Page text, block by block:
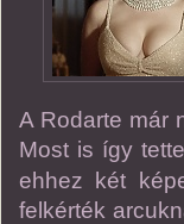
A Rodarte már
Most is így
ehhez két
felkérték